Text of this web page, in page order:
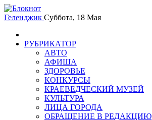
Геленджик Суббота, 18 Мая
РУБРИКАТОР
АВТО
АФИША
ЗДОРОВЬЕ
КОНКУРСЫ
КРАЕВЕДЧЕСКИЙ МУЗЕЙ
КУЛЬТУРА
ЛИЦА ГОРОДА
ОБРАЩЕНИЕ В РЕДАКЦИЮ